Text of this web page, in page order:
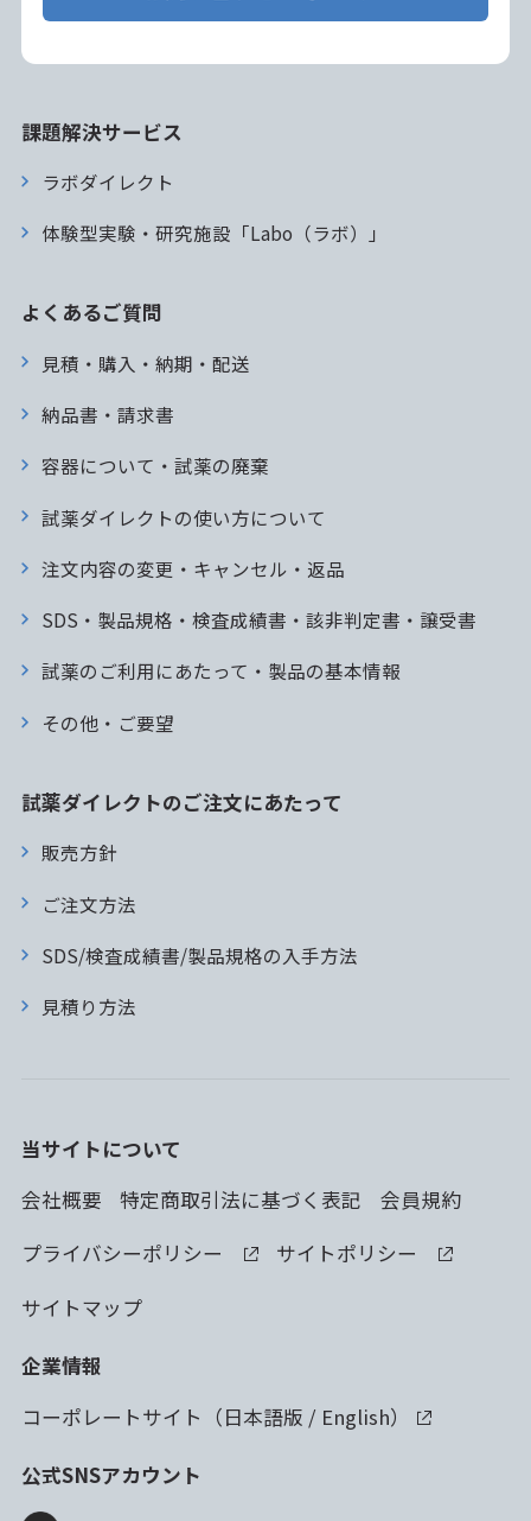
課題解決サービス
ラボダイレクト
体験型実験・研究施設「Labo（ラボ）」
よくあるご質問
見積・購入・納期・配送
納品書・請求書
容器について・試薬の廃棄
試薬ダイレクトの使い方について
注文内容の変更・キャンセル・返品
SDS・製品規格・検査成績書・該非判定書・譲受書
試薬のご利用にあたって・製品の基本情報
その他・ご要望
試薬ダイレクトのご注文にあたって
販売方針
ご注文方法
SDS/検査成績書/製品規格の入手方法
見積り方法
当サイトについて
会社概要
特定商取引法に基づく表記
会員規約
プライバシーポリシー
サイトポリシー
サイトマップ
企業情報
コーポレートサイト（日本語版 / English）
公式SNSアカウント